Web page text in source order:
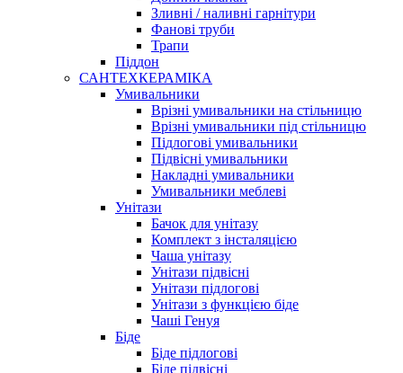
Зливні / наливні гарнітури
Фанові труби
Трапи
Піддон
САНТЕХКЕРАМІКА
Умивальники
Врізні умивальники на стільницю
Врізні умивальники під стільницю
Підлогові умивальники
Підвісні умивальники
Накладні умивальники
Умивальники меблеві
Унітази
Бачок для унітазу
Комплект з інсталяцією
Чаша унітазу
Унітази підвісні
Унітази підлогові
Унітази з функцією біде
Чаші Генуя
Біде
Біде підлогові
Біде підвісні